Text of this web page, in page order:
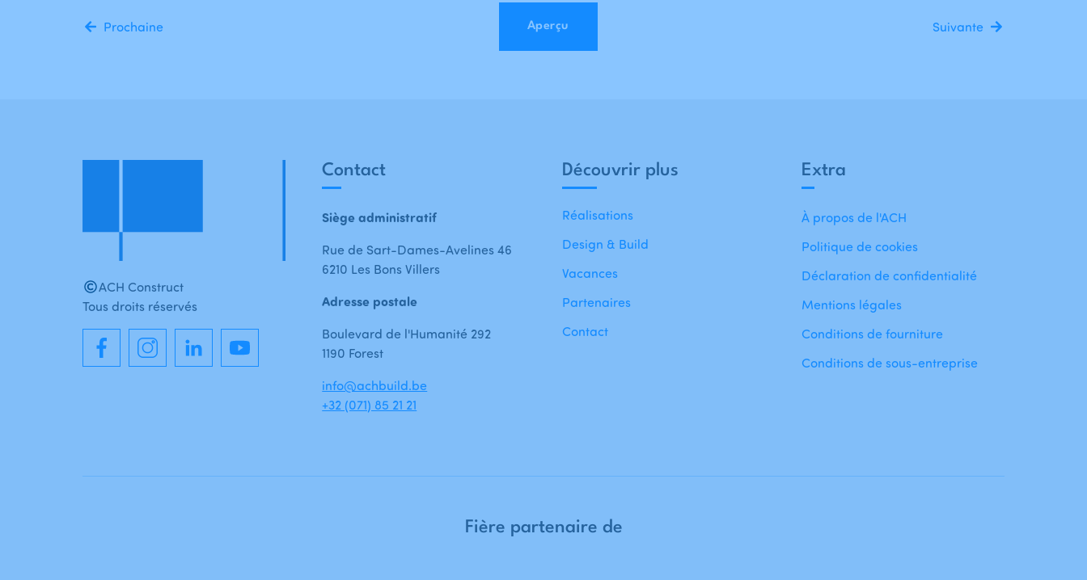
Prochaine Aperçu Suivante
Extra
À propos de l'ACH
Politique de cookies
Déclaration de confidentialité
Mentions légales
Conditions de fourniture
Conditions de sous-entreprise
Découvrir plus
Réalisations
Design & Build
Vacances
Partenaires
Contact
Contact
Siège administratif
Rue de Sart-Dames-Avelines 46
6210 Les Bons Villers
Adresse postale
Boulevard de l'Humanité 292
1190 Forest
info@achbuild.be
+32 (071) 85 21 21
ACH Construct
Tous droits réservés
Fière partenaire de